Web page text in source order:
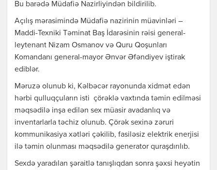
Bu barədə Müdafiə Nazirliyindən bildirilib.
Açılış mərasimində Müdafiə nazirinin müavinləri –
Maddi-Texniki Təminat Baş İdarəsinin rəisi general-
leytenant Nizam Osmanov və Quru Qoşunları
Komandanı general-mayor Ənvər Əfəndiyev iştirak
ediblər.
Məruzə olunub ki, Kəlbəcər rayonunda xidmət edən
hərbi qulluqçuların isti çörəklə vaxtında təmin edilməsi
məqsədilə inşa edilən sex müasir avadanlıq və
inventarlarla təchiz olunub. Çörək sexinə zəruri
kommunikasiya xətləri çəkilib, fasiləsiz elektrik enerjisi
ilə təmin olunması məqsədilə generator quraşdırılıb.
Sexdə yaradılan şəraitlə tanışlıqdan sonra şəxsi heyətin